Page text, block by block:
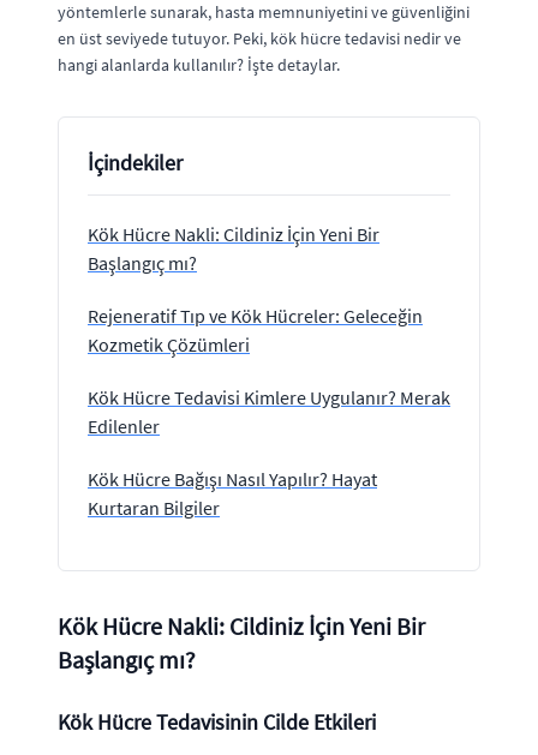
yöntemlerle sunarak, hasta memnuniyetini ve güvenliğini
en üst seviyede tutuyor. Peki, kök hücre tedavisi nedir ve
hangi alanlarda kullanılır? İşte detaylar.
İçindekiler
Kök Hücre Nakli: Cildiniz İçin Yeni Bir
Başlangıç mı?
Rejeneratif Tıp ve Kök Hücreler: Geleceğin
Kozmetik Çözümleri
Kök Hücre Tedavisi Kimlere Uygulanır? Merak
Edilenler
Kök Hücre Bağışı Nasıl Yapılır? Hayat
Kurtaran Bilgiler
Kök Hücre Nakli: Cildiniz İçin Yeni Bir
Başlangıç mı?
Kök Hücre Tedavisinin Cilde Etkileri